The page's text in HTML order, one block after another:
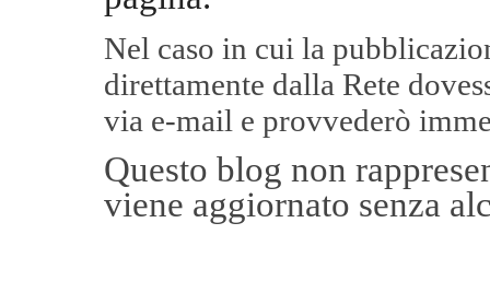
Nel caso in cui la
direttamente dalla Rete
via e-mail e provvederò
Questo blog non
viene aggiornato senza